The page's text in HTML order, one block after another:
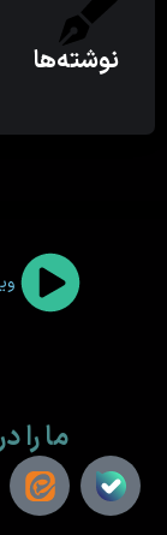
نوشته‌ها
ما را